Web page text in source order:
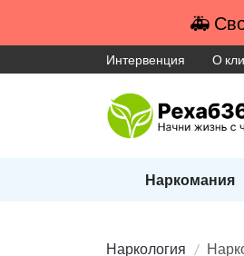
🚑
Интервенция О
Наркомания
Наркология